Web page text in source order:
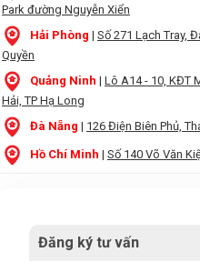
Park đường Nguyễn Xiển
Hải Phòng | Số 271 Lạch Tray,
Quyền
Quảng Ninh | Lô A14 - 10, KĐT
Hải, TP Hạ Long
Đà Nẵng | 126 Điện Biên Phủ,
Hồ Chí Minh | Số 140 Võ Văn
Đăng ký tư vấn